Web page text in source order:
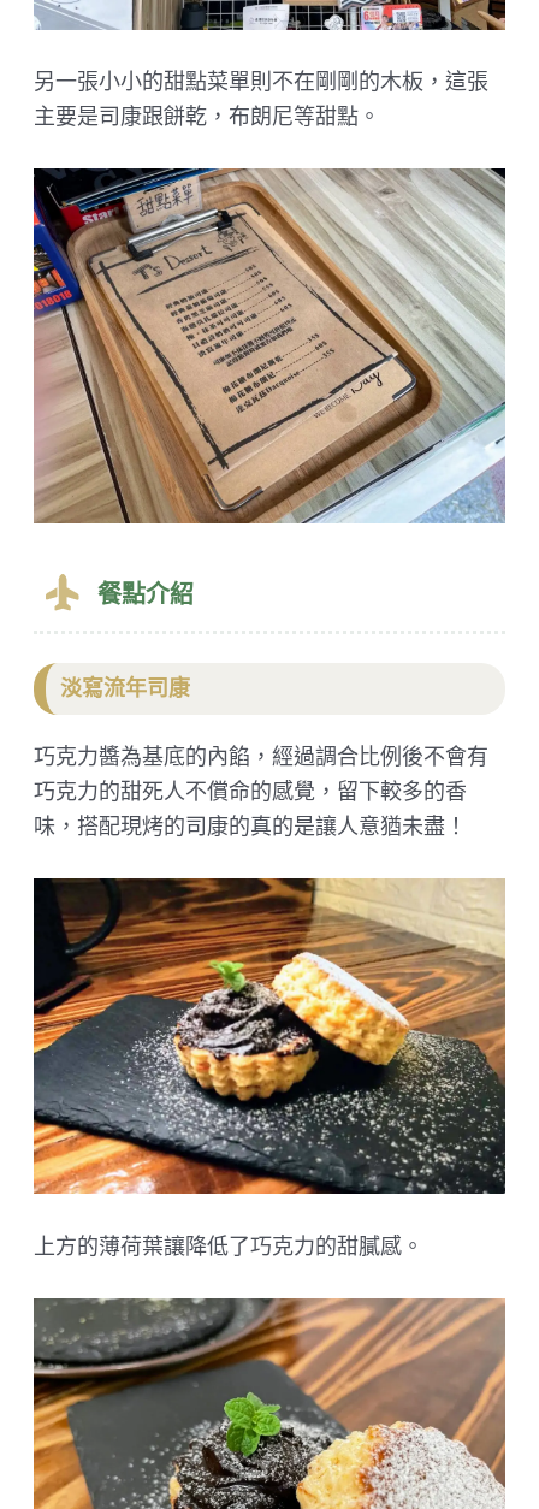
另一張小小的甜點菜單則不在剛剛的木板，這張
主要是司康跟餅乾，布朗尼等甜點。
餐點介紹
淡寫流年司康
巧克力醬為基底的內餡，經過調合比例後不會有
巧克力的甜死人不償命的感覺，留下較多的香
味，搭配現烤的司康的真的是讓人意猶未盡！
上方的薄荷葉讓降低了巧克力的甜膩感。